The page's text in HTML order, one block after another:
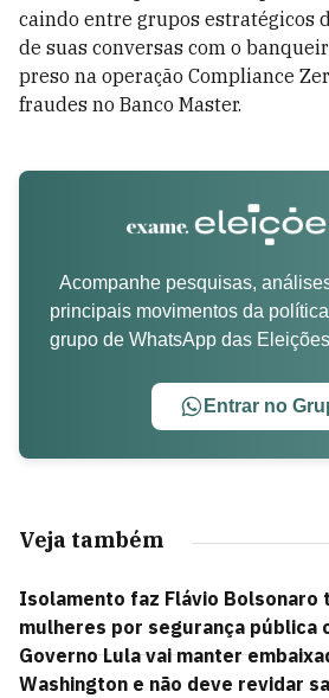
caindo entre grupos estratégicos
de suas conversas com o
preso na operação Compliance
fraudes no Banco Master.
Acompanhe pesquisas,
principais movimentos da
grupo de WhatsApp das
Entrar no
Veja também
Isolamento faz Flávio Bolsonaro
mulheres por segurança pública
Governo Lula vai manter
Washington e não deve revidar